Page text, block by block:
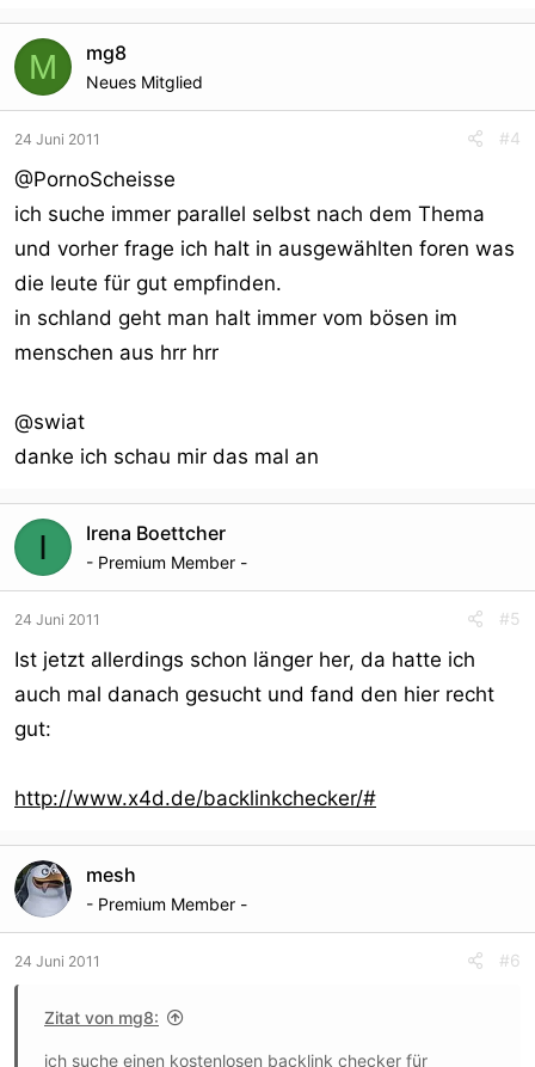
M mg8
Neues Mitglied
24 Juni 2011 #4
@PornoScheisse
ich suche immer parallel selbst nach dem Thema
und vorher frage ich halt in ausgewählten foren was
die leute für gut empfinden.
in schland geht man halt immer vom bösen im
menschen aus hrr hrr
@swiat
danke ich schau mir das mal an
I Irena Boettcher
- Premium Member -
24 Juni 2011 #5
Ist jetzt allerdings schon länger her, da hatte ich
auch mal danach gesucht und fand den hier recht
gut:
http://www.x4d.de/backlinkchecker/#
mesh
- Premium Member -
24 Juni 2011 #6
Zitat von mg8:
ich suche einen kostenlosen backlink checker für